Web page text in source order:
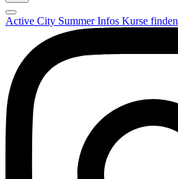
Active City SummerInfos Kurse finden